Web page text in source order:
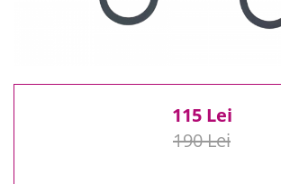
0 Lei - 100 Lei
300 Lei - 500 Lei
115 Lei
190 Lei